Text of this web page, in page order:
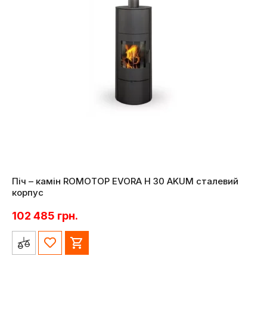
Піч – камін ROMOTOP EVORA H 30 AKUM сталевий
корпус
102 485 грн.